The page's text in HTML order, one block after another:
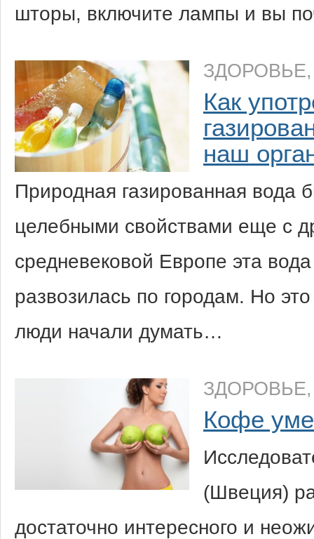
шторы, включите лампы и вы
ЗДОРОВЬЕ
Как
наш
Природная газированная вода
целебными свойствами еще с
средневековой Европе эта
развозилась по городам. Но
люди начали думать…
ЗДОРОВЬЕ
Кофе
(Швеция)
достаточно интересного и